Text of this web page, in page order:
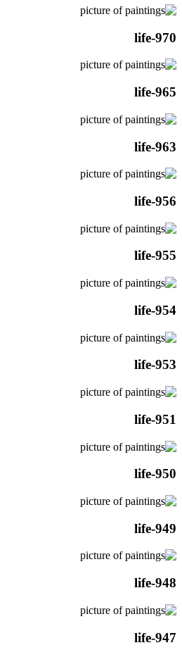
life-970
life-965
life-963
life-956
life-955
life-954
life-953
life-951
life-950
life-949
life-948
life-947